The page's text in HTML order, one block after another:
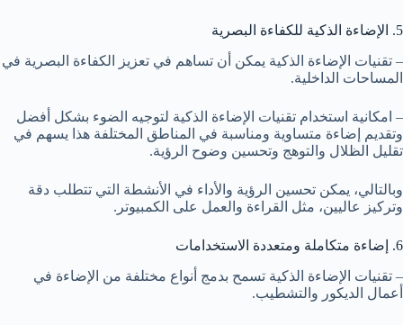
5. الإضاءة الذكية للكفاءة البصرية
– تقنيات الإضاءة الذكية يمكن أن تساهم في تعزيز الكفاءة البصرية في
المساحات الداخلية.
– امكانية استخدام تقنيات الإضاءة الذكية لتوجيه الضوء بشكل أفضل
وتقديم إضاءة متساوية ومناسبة في المناطق المختلفة هذا يسهم في
تقليل الظلال والتوهج وتحسين وضوح الرؤية.
وبالتالي، يمكن تحسين الرؤية والأداء في الأنشطة التي تتطلب دقة
وتركيز عاليين، مثل القراءة والعمل على الكمبيوتر.
6. إضاءة متكاملة ومتعددة الاستخدامات
– تقنيات الإضاءة الذكية تسمح بدمج أنواع مختلفة من الإضاءة في
أعمال الديكور والتشطيب.